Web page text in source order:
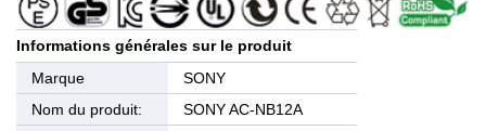
Informations générales sur le produit
Marque
SONY
Nom du produit:
SONY AC-NB12A